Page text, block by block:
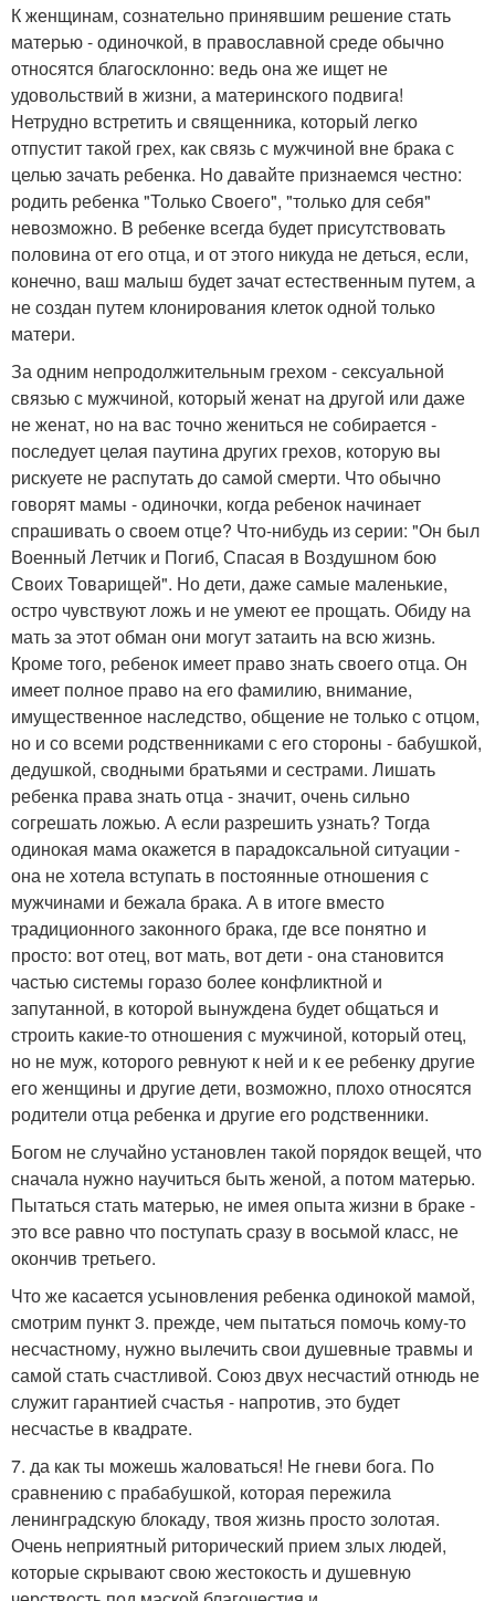
К женщинам, сознательно принявшим решение стать
матерью - одиночкой, в православной среде обычно
относятся благосклонно: ведь она же ищет не
удовольствий в жизни, а материнского подвига!
Нетрудно встретить и священника, который легко
отпустит такой грех, как связь с мужчиной вне брака с
целью зачать ребенка. Но давайте признаемся честно:
родить ребенка "Только Своего", "только для себя"
невозможно. В ребенке всегда будет присутствовать
половина от его отца, и от этого никуда не деться, если,
конечно, ваш малыш будет зачат естественным путем, а
не создан путем клонирования клеток одной только
матери.
За одним непродолжительным грехом - сексуальной
связью с мужчиной, который женат на другой или даже
не женат, но на вас точно жениться не собирается -
последует целая паутина других грехов, которую вы
рискуете не распутать до самой смерти. Что обычно
говорят мамы - одиночки, когда ребенок начинает
спрашивать о своем отце? Что-нибудь из серии: "Он был
Военный Летчик и Погиб, Спасая в Воздушном бою
Своих Товарищей". Но дети, даже самые маленькие,
остро чувствуют ложь и не умеют ее прощать. Обиду на
мать за этот обман они могут затаить на всю жизнь.
Кроме того, ребенок имеет право знать своего отца. Он
имеет полное право на его фамилию, внимание,
имущественное наследство, общение не только с отцом,
но и со всеми родственниками с его стороны - бабушкой,
дедушкой, сводными братьями и сестрами. Лишать
ребенка права знать отца - значит, очень сильно
согрешать ложью. А если разрешить узнать? Тогда
одинокая мама окажется в парадоксальной ситуации -
она не хотела вступать в постоянные отношения с
мужчинами и бежала брака. А в итоге вместо
традиционного законного брака, где все понятно и
просто: вот отец, вот мать, вот дети - она становится
частью системы горазо более конфликтной и
запутанной, в которой вынуждена будет общаться и
строить какие-то отношения с мужчиной, который отец,
но не муж, которого ревнуют к ней и к ее ребенку другие
его женщины и другие дети, возможно, плохо относятся
родители отца ребенка и другие его родственники.
Богом не случайно установлен такой порядок вещей, что
сначала нужно научиться быть женой, а потом матерью.
Пытаться стать матерью, не имея опыта жизни в браке -
это все равно что поступать сразу в восьмой класс, не
окончив третьего.
Что же касается усыновления ребенка одинокой мамой,
смотрим пункт 3. прежде, чем пытаться помочь кому-то
несчастному, нужно вылечить свои душевные травмы и
самой стать счастливой. Союз двух несчастий отнюдь не
служит гарантией счастья - напротив, это будет
несчастье в квадрате.
7. да как ты можешь жаловаться! Не гневи бога. По
сравнению с прабабушкой, которая пережила
ленинградскую блокаду, твоя жизнь просто золотая.
Очень неприятный риторический прием злых людей,
которые скрывают свою жестокость и душевную